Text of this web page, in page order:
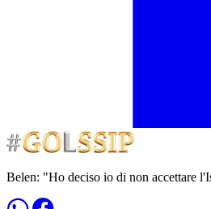
Belen: "Ho deciso io di non accettare